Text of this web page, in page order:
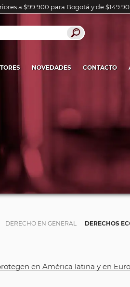
a $99.900 para Bogotá y de
NOVEDADES CONTACTO
DERECHO EN GENERAL DERECHOS
en América latina y en